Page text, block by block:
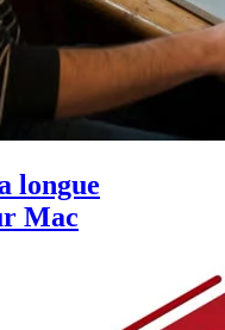
longue
Mac